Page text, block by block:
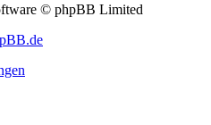
© phpBB Limited